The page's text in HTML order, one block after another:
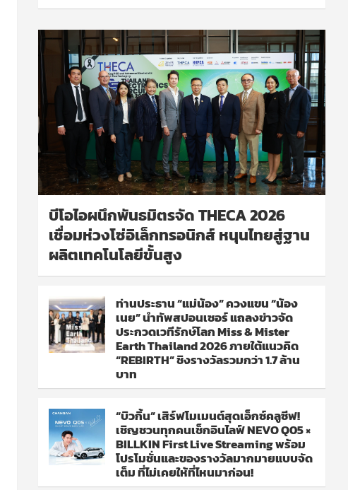
บีโอไอผนึกพันธมิตรจัด THECA 2026
เชื่อมห่วงโซ่อิเล็กทรอนิกส์ หนุนไทยสู่ฐาน
ผลิตเทคโนโลยีขั้นสูง
ท่านประธาน “แม่น้อง” ควงแขน “น้อง
เนย” นำทัพสปอนเซอร์ แถลงข่าวจัด
ประกวดเวทีรักษ์โลก Miss & Mister
Earth Thailand 2026 ภายใต้แนวคิด
“REBIRTH” ชิงรางวัลรวมกว่า 1.7 ล้าน
บาท
“บิวกิ้น” เสิร์ฟโมเมนต์สุดเอ็กซ์คลูซีฟ!
เชิญชวนทุกคนเช็กอินไลฟ์ NEVO Q05 ×
BILLKIN First Live Streaming พร้อม
โปรโมชั่นและของรางวัลมากมายแบบจัด
เต็ม ที่ไม่เคยให้ที่ไหนมาก่อน!